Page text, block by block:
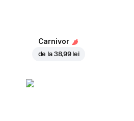
Carnivor
de la 38,99 lei